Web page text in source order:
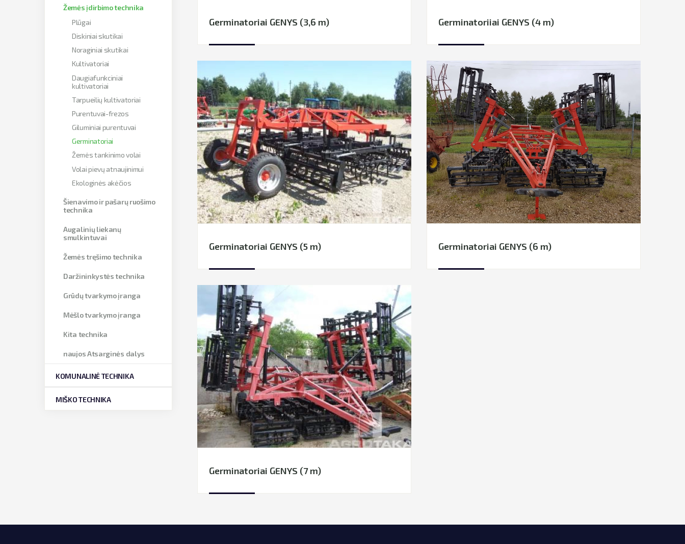
Žemės įdirbimo technika
Plūgai
Diskiniai skutikai
Noraginiai skutikai
Kultivatoriai
Daugiafunkciniai
kultivatoriai
Tarpueilių kultivatoriai
Purentuvai-frezos
Giluminiai purentuvai
Germinatoriai
Žemės tankinimo volai
Volai pievų atnaujinimui
Ekologinės akėčios
Šienavimo ir pašarų ruošimo
technika
Augalinių liekanų
smulkintuvai
Žemės tręšimo technika
Daržininkystės technika
Grūdų tvarkymo įranga
Mėšlo tvarkymo įranga
Kita technika
naujos Atsarginės dalys
KOMUNALINĖ TECHNIKA
MIŠKO TECHNIKA
Germinatoriai GENYS (3,6 m) Germinatoriiai GENYS (4 m)
Germinatoriai GENYS (5 m) Germinatoriai GENYS (6 m)
Germinatoriai GENYS (7 m)